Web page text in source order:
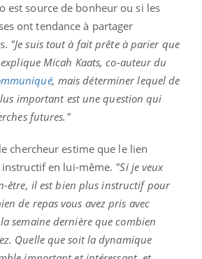
est source de bonheur ou si les
ont tendance à partager
"Je suis tout à fait prête à parier que
Micah Kaats, co-auteur du
, mais déterminer lequel de
important est une question qui
futures."
chercheur estime que le lien
en lui-même. "Si je veux
être, il est bien plus instructif pour
de repas vous avez pris avec
semaine dernière que combien
Quelle que soit la dynamique